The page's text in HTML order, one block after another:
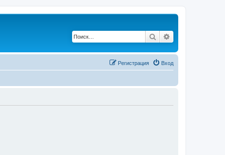
Поиск
Вход
Регистрация